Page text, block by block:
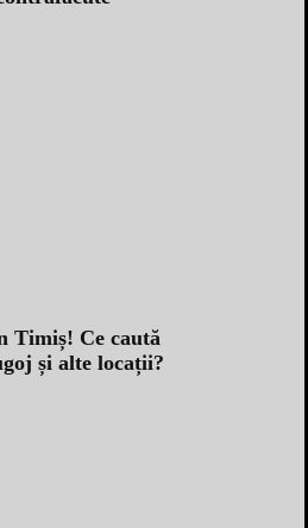
Ce caută
și alte locații?